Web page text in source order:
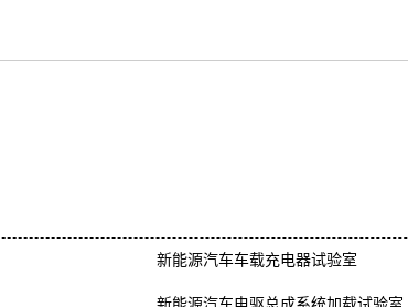
新能源汽车车载充电器试验室